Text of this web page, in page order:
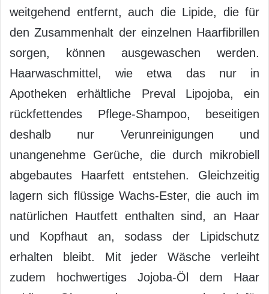
weitgehend entfernt, auch die Lipide, die für
den Zusammenhalt der einzelnen Haarfibrillen
sorgen, können ausgewaschen werden.
Haarwaschmittel, wie etwa das nur in
Apotheken erhältliche Preval Lipojoba, ein
rückfettendes Pflege-Shampoo, beseitigen
deshalb nur Verunreinigungen und
unangenehme Gerüche, die durch mikrobiell
abgebautes Haarfett entstehen. Gleichzeitig
lagern sich flüssige Wachs-Ester, die auch im
natürlichen Hautfett enthalten sind, an Haar
und Kopfhaut an, sodass der Lipidschutz
erhalten bleibt. Mit jeder Wäsche verleiht
zudem hochwertiges Jojoba-Öl dem Haar